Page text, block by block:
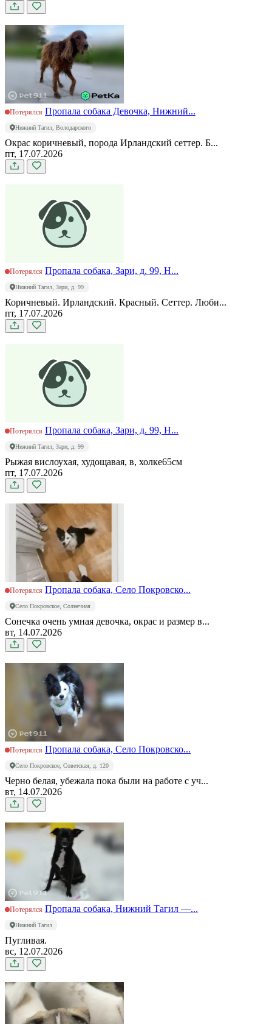
Потерялся Пропала собака Девочка, Нижний...
Нижний Тагил, Володарского
Окрас коричневый, порода Ирландский сеттер. Б...
пт, 17.07.2026
Потерялся Пропала собака, Зари, д. 99, Н...
Нижний Тагил, Зари, д. 99
Коричневый. Ирландский. Красный. Сеттер. Люби...
пт, 17.07.2026
Потерялся Пропала собака, Зари, д. 99, Н...
Нижний Тагил, Зари, д. 99
Рыжая вислоухая, худощавая, в, холке65см
пт, 17.07.2026
Потерялся Пропала собака, Село Покровско...
Село Покровское, Солнечная
Сонечка очень умная девочка, окрас и размер в...
вт, 14.07.2026
Потерялся Пропала собака, Село Покровско...
Село Покровское, Советская, д. 120
Черно белая, убежала пока были на работе с уч...
вт, 14.07.2026
Потерялся Пропала собака, Нижний Тагил —...
Нижний Тагил
Пугливая.
вс, 12.07.2026